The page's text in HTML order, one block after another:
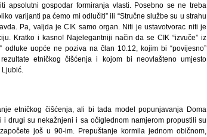
apsolutni gospodar formiranja vlasti. Posebno se ne treba
varijanti pa ćemo mi odlučiti” ili “Stručne službe su u strahu
Pa, valjda je CIK samo organ. Niti je ustavotvorac niti je
Kratko i kasno! Najelegantniji način da se CIK “izvuče” iz
uopće ne poziva na član 10.12, kojim bi “povijesno”
etničkog čišćenja i kojom bi neovlašteno umjesto
Ljubić.
etničkog čišćenja, ali bi tada model popunjavanja Doma
drugi su nekažnjeni i sa očiglednom namjerom propustili su
još u 90-im. Prepuštanje kormila jednom običnom,